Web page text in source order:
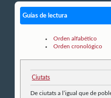
Guías de lectura
Orden alfabético
Orden cronológico
Ciutats
De ciutats a l’igual que de